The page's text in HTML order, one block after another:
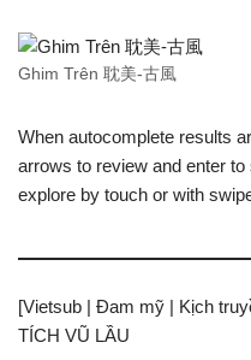
Ghim Trên 耽美-古風
When autocomplete results
arrows to review and enter
explore by touch or with
[Vietsub | Đam mỹ | Kịch
TÍCH VŨ LẦU